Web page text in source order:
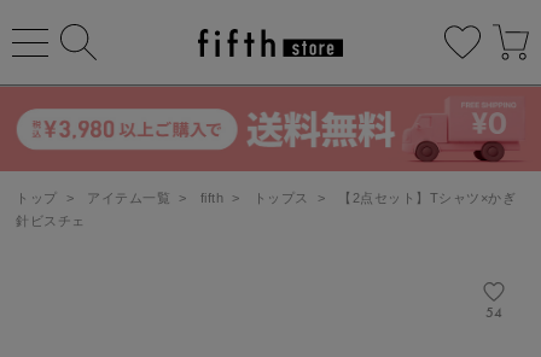
トップ > アイテム一覧 > fifth > トップス >
【2点セット】Tシャツ×かぎ
針ビスチェ
54